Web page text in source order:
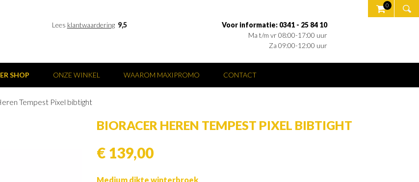
Lees klantwaardering 9,5
Voor informatie: 0341 - 25 84 10
Ma t/m vr 08:00-17:00 uur
Za 09:00-12:00 uur
0
SHOP ONZE WINKEL WAAROM MAXIPROMO CONTACT
Tempest Pixel bibtight
BIORACER HEREN TEMPEST PIXEL BIBTIGHT
€ 139,00
Medium dikte winterbroek